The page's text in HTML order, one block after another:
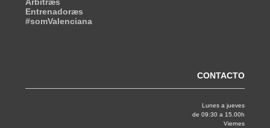
Entrenadoræs
#somValenciana
CONTACTO
Lunes a jueves
de 09:30 a 15.00h
Viernes